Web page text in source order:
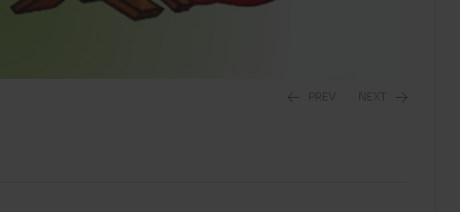
PREV NEXT